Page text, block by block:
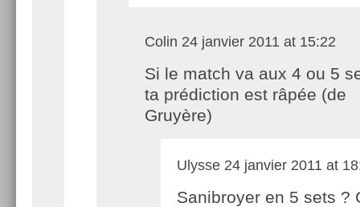
Colin 24 janvier 2011 at 15:22
Si le match va aux 4 ou 5
ta prédiction est râpée (de
Gruyère)
Ulysse 24 janvier 2011 at
Sanibroyer en 5 sets ?